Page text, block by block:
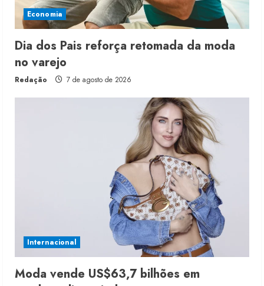
Economia
Dia dos Pais reforça retomada da moda
no varejo
Redação 7 de agosto de 2026
Internacional
Moda vende US$63,7 bilhões em